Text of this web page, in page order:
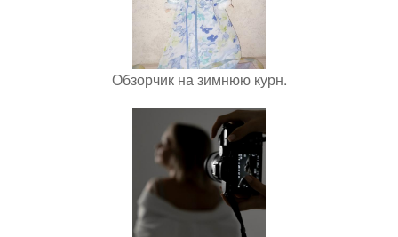
Обзорчик на зимнюю курн.